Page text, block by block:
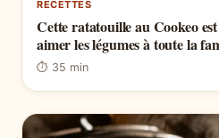
RECETTES
Cette ratatouille au Cookeo
aimer les légumes à toute la
⏱ 35 min